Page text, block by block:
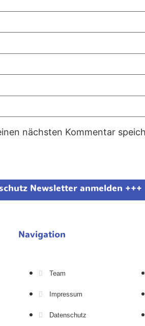
nächsten Kommentar
Newsletter anmelden +++
Navigation
Team
Impressum
Datenschutz